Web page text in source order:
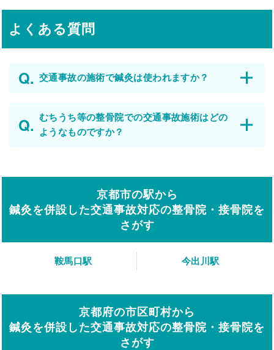
よくある質問
交通事故の施術で鍼灸は使われますか？
むちうち等の整骨院での交通事故施術はどの
ようなものですか？
京都市の駅から
鍼灸を併設した交通事故対応の整骨院・接骨院を
さがす
鞍馬口駅 今出川駅
京都府の市区町村から
鍼灸を併設した交通事故対応の整骨院・接骨院を
さがす